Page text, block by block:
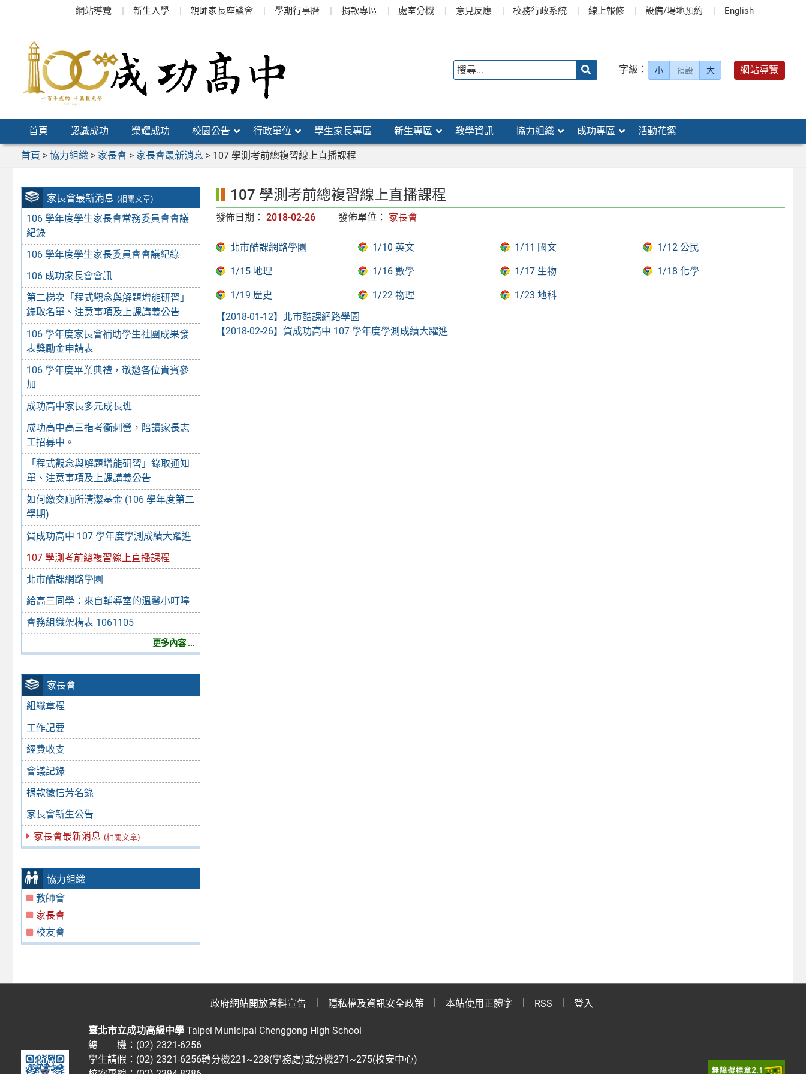
網站導覽 新生入學 親師家長座談會 學期行事曆 捐款專區 處室分機 意見反應 校務行政系統 線上報修 設備/場地預約 English
字級： 小 預設 大 網站導覽
首頁 認識成功 榮耀成功 校園公告 行政單位 學生家長專區 新生專區 教學資訊 協力組織 成功專區 活動花絮
首頁 > 協力組織> 家長會> 家長會最新消息 > 107 學測考前總複習線上直播課程
家長會最新消息 (相關文章)
106 學年度學生家長會常務委員會會議
紀錄
106 學年度學生家長委員會會議紀錄
106 成功家長會會訊
第二梯次「程式觀念與解題增能研習」
錄取名單、注意事項及上課講義公告
106 學年度家長會補助學生社團成果發
表獎勵金申請表
106 學年度畢業典禮，敬邀各位貴賓參
加
成功高中家長多元成長班
成功高中高三指考衝刺營，陪讀家長志
工招募中。
「程式觀念與解題增能研習」錄取通知
單、注意事項及上課講義公告
如何繳交廁所清潔基金 (106 學年度第二
學期)
賀成功高中 107 學年度學測成績大躍進
107 學測考前總複習線上直播課程
北市酷課網路學園
給高三同學：來自輔導室的溫馨小叮嚀
會務組織架構表 1061105
更多內容 ...
家長會
組織章程
工作記要
經費收支
會議記錄
捐款徵信芳名錄
家長會新生公告
家長會最新消息 (相關文章)
協力組織
教師會
家長會
校友會
107 學測考前總複習線上直播課程
發佈日期： 2018-02-26 發佈單位： 家長會
北市酷課網路學園 1/10 英文 1/11 國文 1/12 公民
1/15 地理 1/16 數學 1/17 生物 1/18 化學
1/19 歷史 1/22 物理
1/23 地科
【2018-01-12】 北市酷課網路學園
【2018-02-26】 賀成功高中 107 學年度學測成績大躍進
政府網站開放資料宣告 隱私權及資訊安全政策 本站使用正體字 RSS 登入
臺北市立成功高級中學Taipei Municipal Chenggong High School
總 機：(02) 2321-6256
學生請假：(02) 2321-6256轉分機221~228(學務處)或分機271~275(校安中心)